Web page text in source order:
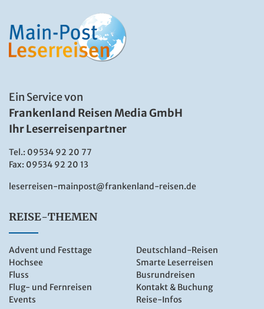
Ein Service von
Frankenland Reisen Media GmbH
Ihr Leserreisenpartner
Tel.: 09534 92 20 77
Fax: 09534 92 20 13
leserreisen-mainpost@frankenland-reisen.de
REISE-THEMEN
Advent und Festtage
Hochsee
Fluss
Flug- und Fernreisen
Events
Deutschland-Reisen
Smarte Leserreisen
Busrundreisen
Kontakt & Buchung
Reise-Infos